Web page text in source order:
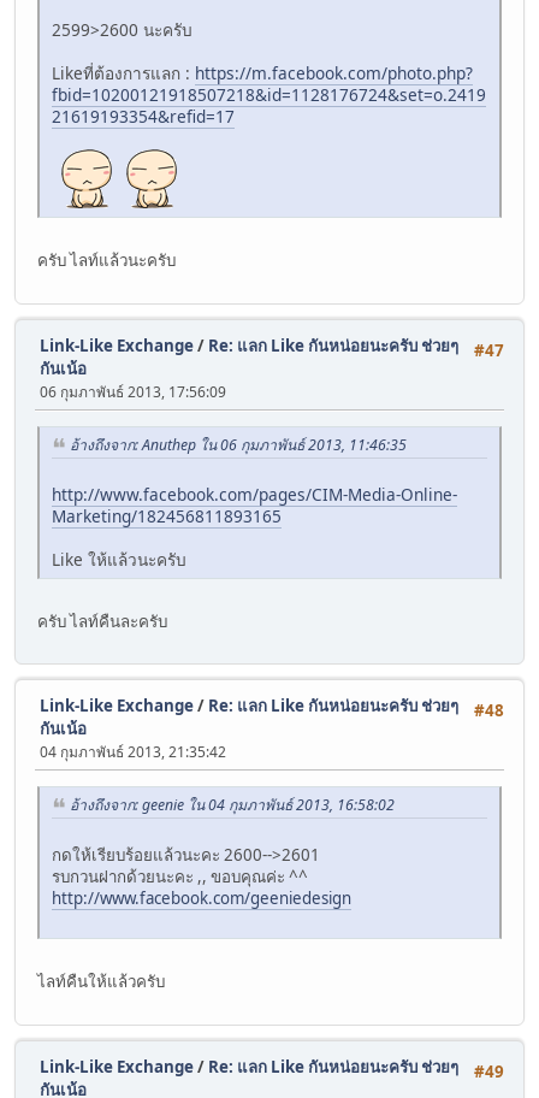
2599>2600 นะครับ
Likeที่ต้องการแลก : https://m.facebook.com/photo.php?
fbid=10200121918507218&id=1128176724&set=o.2419
21619193354&refid=17
ครับ ไลท์แล้วนะครับ
#47
Link-Like Exchange/ Re: แลก Like กันหน่อยนะครับ ช่วยๆ
กันเน้อ
06 กุมภาพันธ์ 2013, 17:56:09
อ้างถึงจาก: Anuthep ใน 06 กุมภาพันธ์ 2013, 11:46:35
http://www.facebook.com/pages/CIM-Media-Online-
Marketing/182456811893165
Like ให้แล้วนะครับ
ครับ ไลท์คืนละครับ
#48
Link-Like Exchange/ Re: แลก Like กันหน่อยนะครับ ช่วยๆ
กันเน้อ
04 กุมภาพันธ์ 2013, 21:35:42
อ้างถึงจาก: geenie ใน 04 กุมภาพันธ์ 2013, 16:58:02
กดให้เรียบร้อยแล้วนะคะ 2600-->2601
รบกวนฝากด้วยนะคะ ,, ขอบคุณค่ะ ^^
http://www.facebook.com/geeniedesign
ไลท์คืนให้แล้วครับ
#49
Link-Like Exchange/ Re: แลก Like กันหน่อยนะครับ ช่วยๆ
กันเน้อ